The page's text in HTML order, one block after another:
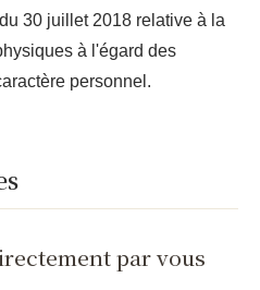
30 juillet 2018 relative à la
à l'égard des
personnel.
par vous